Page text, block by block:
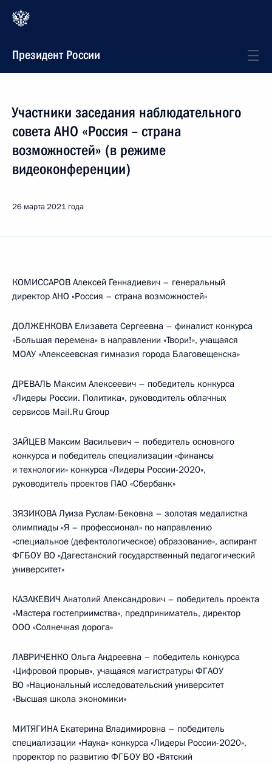
Президент России
Участники заседания наблюдательного
совета АНО «Россия – страна
возможностей» (в режиме
видеоконференции)
26 марта 2021 года
КОМИССАРОВ Алексей Геннадиевич – генеральный
директор АНО «Россия – страна возможностей»
ДОЛЖЕНКОВА Елизавета Сергеевна – финалист конкурса
«Большая перемена» в направлении «Твори!», учащаяся
МОАУ «Алексеевская гимназия города Благовещенска»
ДРЕВАЛЬ Максим Алексеевич – победитель конкурса
«Лидеры России. Политика», руководитель облачных
сервисов Mail.Ru Group
ЗАЙЦЕВ Максим Васильевич – победитель основного
конкурса и победитель специализации «финансы
и технологии» конкурса «Лидеры России-2020»,
руководитель проектов ПАО «Сбербанк»
ЗЯЗИКОВА Луиза Руслам-Бековна – золотая медалистка
олимпиады «Я – профессионал» по направлению
«специальное (дефектологическое) образование», аспирант
ФГБОУ ВО «Дагестанский государственный педагогический
университет»
КАЗАКЕВИЧ Анатолий Александрович – победитель проекта
«Мастера гостеприимства», предприниматель, директор
ООО «Солнечная дорога»
ЛАВРИЧЕНКО Ольга Андреевна – победитель конкурса
«Цифровой прорыв», учащаяся магистратуры ФГАОУ
ВО «Национальный исследовательский университет
«Высшая школа экономики»
МИТЯГИНА Екатерина Владимировна – победитель
специализации «Наука» конкурса «Лидеры России-2020»,
проректор по развитию ФГБОУ ВО «Вятский